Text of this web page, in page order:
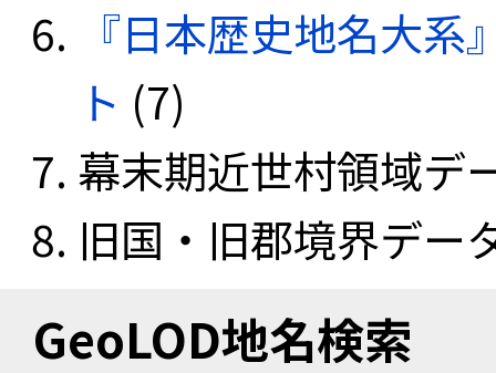
『日本歴史地名大
ト (7)
幕末期近世村領域デ
旧国・旧郡境界デー
GeoLOD地名検索